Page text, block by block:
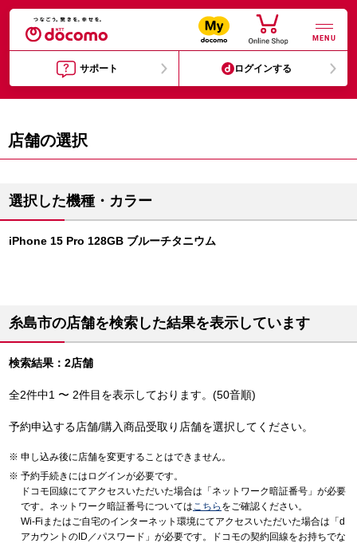
MENU
サポート ログインする
店舗の選択
選択した機種・カラー
iPhone 15 Pro 128GB ブルーチタニウム
糸島市の店舗を検索した結果を表示しています
検索結果：2店舗
全2件中1 〜 2件目を表示しております。(50音順)
予約申込する店舗/購入商品受取り店舗を選択してください。
申し込み後に店舗を変更することはできません。
予約手続きにはログインが必要です。
ドコモ回線にてアクセスいただいた場合は「ネットワーク暗証番号」が必要
です。ネットワーク暗証番号についてはこちら をご確認ください。
Wi-Fiまたはご自宅のインターネット環境にてアクセスいただいた場合は「d
アカウントのID／パスワード」が必要です。ドコモの契約回線をお持ちでな